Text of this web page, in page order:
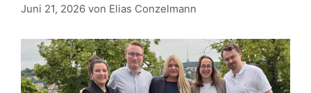
Juni 21, 2026 von Elias Conzelmann